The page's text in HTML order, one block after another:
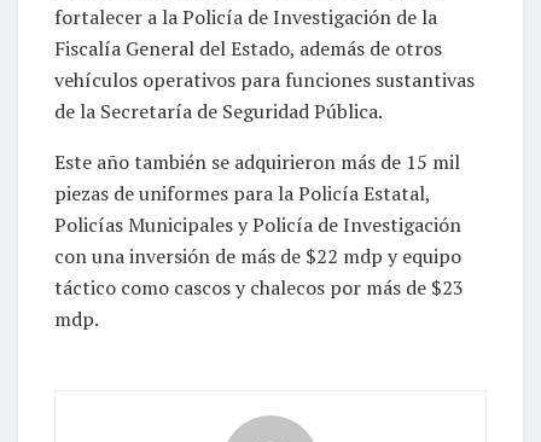
fortalecer a la Policía de Investigación de la
Fiscalía General del Estado, además de otros
vehículos operativos para funciones sustantivas
de la Secretaría de Seguridad Pública.
Este año también se adquirieron más de 15 mil
piezas de uniformes para la Policía Estatal,
Policías Municipales y Policía de Investigación
con una inversión de más de $22 mdp y equipo
táctico como cascos y chalecos por más de $23
mdp.